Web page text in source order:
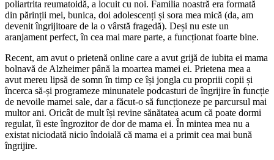
poliartrita reumatoidă, a locuit cu noi. Familia noastră era formată
din părinții mei, bunica, doi adolescenți și sora mea mică (da, am
devenit îngrijitoare de la o vârstă fragedă). Deși nu este un
aranjament perfect, în cea mai mare parte, a funcționat foarte bine.
Recent, am avut o prietenă online care a avut grijă de iubita ei mama
bolnavă de Alzheimer până la moartea mamei ei. Prietena mea a
avut mereu lipsă de somn în timp ce își jongla cu propriii copii și
încerca să-și programeze minunatele podcasturi de îngrijire în funcție
de nevoile mamei sale, dar a făcut-o să funcționeze pe parcursul mai
multor ani. Oricât de mult își revine sănătatea acum că poate dormi
regulat, îi este îngrozitor de dor de mama ei. În mintea mea nu a
existat niciodată nicio îndoială că mama ei a primit cea mai bună
îngrijire.